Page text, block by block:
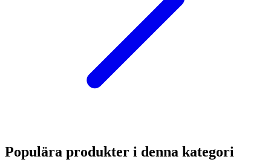
Populära produkter i denna kategori